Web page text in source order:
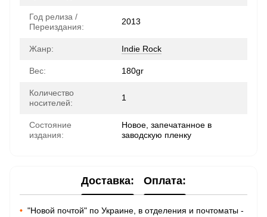
Год релиза /
Переиздания:
2013
Жанр: Indie Rock
Вес: 180gr
Количество
носителей:
1
Состояние
издания:
Новое, запечатанное в
заводскую пленку
Доставка: Оплата:
• "Новой почтой" по Украине, в отделения и почтоматы -